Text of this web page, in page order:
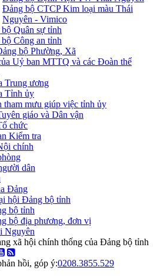
Đảng bộ CTCP Kim loại màu Thái
Nguyên - Vimico
Quân sự tỉnh
Công an tỉnh
bộ Phường, Xã
Uỷ ban MTTQ và các Đoàn thể
Trung ương
Tỉnh ủy
tham mưu giúp việc tỉnh ủy
giáo và Dân vận
chức
Kiểm tra
chính
dân
Đảng
hội Đảng bộ tỉnh
bộ tỉnh
bộ địa phương, đơn vị
Nguyên
xã hội chính thống của Đảng bộ tỉnh
hồi, góp ý:0208.3855.529